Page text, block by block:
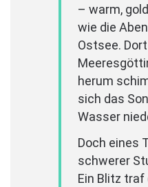
– warm,
wie die
Ostsee.
herum
sich das
Wasser
Doch eines
schwerer
Ein Blitz traf